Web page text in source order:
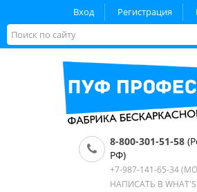
Вход Регистрация
8-800-301-51-58
РФ)
+7-987-141-65-34
НАПИСАТЬ В WHAT'S